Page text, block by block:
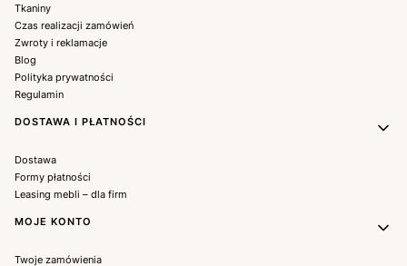
Tkaniny
Czas realizacji zamówień
Zwroty i reklamacje
Blog
Polityka prywatności
Regulamin
DOSTAWA I PŁATNOŚCI
Dostawa
Formy płatności
Leasing mebli – dla firm
MOJE KONTO
Twoje zamówienia